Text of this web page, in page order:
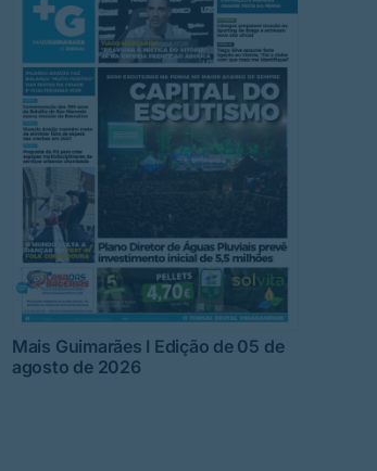
Mais Guimarães I Edição de 05 de
agosto de 2026